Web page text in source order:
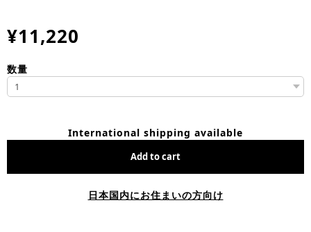
¥11,220
数量
International shipping available
Add to cart
日本国内にお住まいの方向け